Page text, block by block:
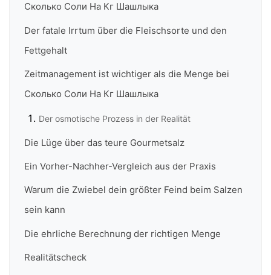
Сколько Соли На Кг Шашлыка
Der fatale Irrtum über die Fleischsorte und den
Fettgehalt
Zeitmanagement ist wichtiger als die Menge bei
Сколько Соли На Кг Шашлыка
Der osmotische Prozess in der Realität
Die Lüge über das teure Gourmetsalz
Ein Vorher-Nachher-Vergleich aus der Praxis
Warum die Zwiebel dein größter Feind beim Salzen
sein kann
Die ehrliche Berechnung der richtigen Menge
Realitätscheck